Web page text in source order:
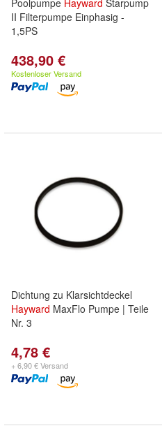
Poolpumpe Hayward Starpump
II Filterpumpe Einphasig -
1,5PS
438,90 €
Kostenloser Versand
Dichtung zu Klarsichtdeckel
Hayward MaxFlo Pumpe | Teile
Nr. 3
4,78 €
+ 6,90 € Versand